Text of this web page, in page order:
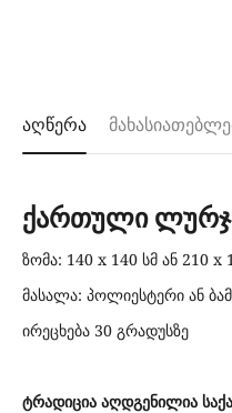
აღწერა
ქართული
ზომა: 140 x 140 სმ ან 210 x
მასალა: პოლიესტერი ან
ირეცხება 30 გრადუსზე
ტრადიცია აღდგენილია